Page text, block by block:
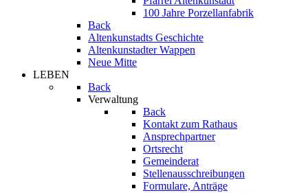
100 Jahre Porzellanfabrik
Back
Altenkunstadts Geschichte
Altenkunstadter Wappen
Neue Mitte
LEBEN
Back
Verwaltung
Back
Kontakt zum Rathaus
Ansprechpartner
Ortsrecht
Gemeinderat
Stellenausschreibungen
Formulare, Anträge